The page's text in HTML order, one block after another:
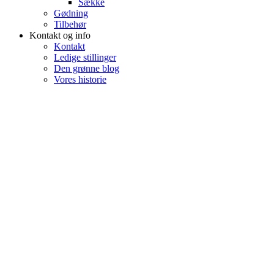
Sække
Gødning
Tilbehør
Kontakt og info
Kontakt
Ledige stillinger
Den grønne blog
Vores historie